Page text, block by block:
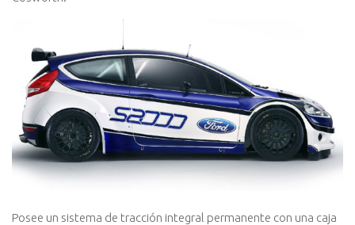
Posee un sistema de tracción integral permanente con una caja